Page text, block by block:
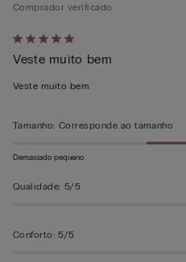
Atribuiu
5
em
Comprador verificado
Veste muito bem
Veste muito bem
Tamanho: Corresponde ao tamanho
Demasiado pequeno
Qualidade: 5/5
Conforto: 5/5